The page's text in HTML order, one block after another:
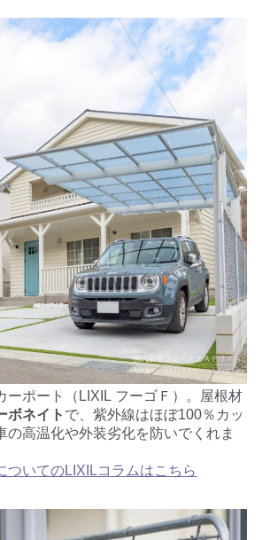
ーポート（LIXIL フーゴＦ）。 屋根材
ボネイト で、紫外線はほぼ100％カッ
の高温化や外装劣化を防いでくれま
ついてのLIXILコラムはこちら